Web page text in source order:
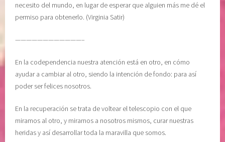
necesito del mundo, en lugar de esperar que alguien más me dé el
permiso para obtenerlo. (Virginia Satir)
————————————–
En la codependencia nuestra atención está en otro, en cómo
ayudar a cambiar al otro, siendo la intención de fondo: para así
poder ser felices nosotros.
En la recuperación se trata de voltear el telescopio con el que
miramos al otro, y mirarnos a nosotros mismos, curar nuestras
heridas y así desarrollar toda la maravilla que somos.